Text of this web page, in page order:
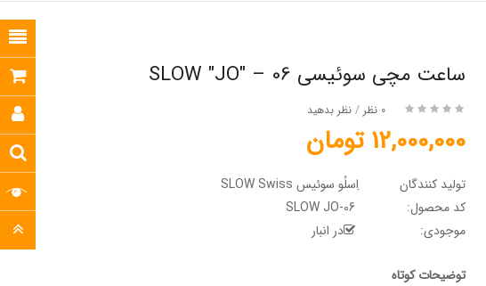
ساعت مچی سوئیسی SLOW "JO" – 06
0 نظر /نظر بدهید
12,000,000 تومان
تولید کنندگان
اِسلُو سوئیس SLOW Swiss
کد محصول:
موجودی:
در انبار
توضیحات کوتاه